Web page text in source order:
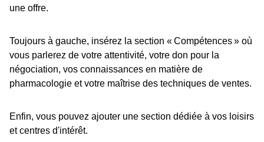
une offre.
Toujours à gauche, insérez la section « Compétences » où
vous parlerez de votre attentivité, votre don pour la
négociation, vos connaissances en matière de
pharmacologie et votre maîtrise des techniques de ventes.
Enfin, vous pouvez ajouter une section dédiée à vos loisirs
et centres d'intérêt.